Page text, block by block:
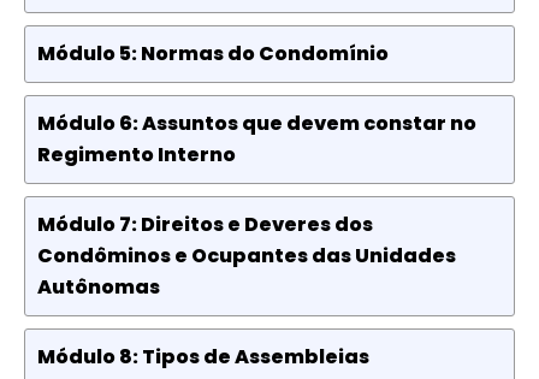
Módulo 5: Normas do Condomínio
Módulo 6: Assuntos que devem constar no
Regimento Interno
Módulo 7: Direitos e Deveres dos
Condôminos e Ocupantes das Unidades
Autônomas
Módulo 8: Tipos de Assembleias